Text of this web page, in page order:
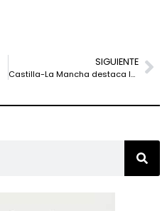
SIGUIENTE
Castilla-La Mancha destaca la actividad investigadora y de desarrollo industrial del Ci3 en el primer semestre del año